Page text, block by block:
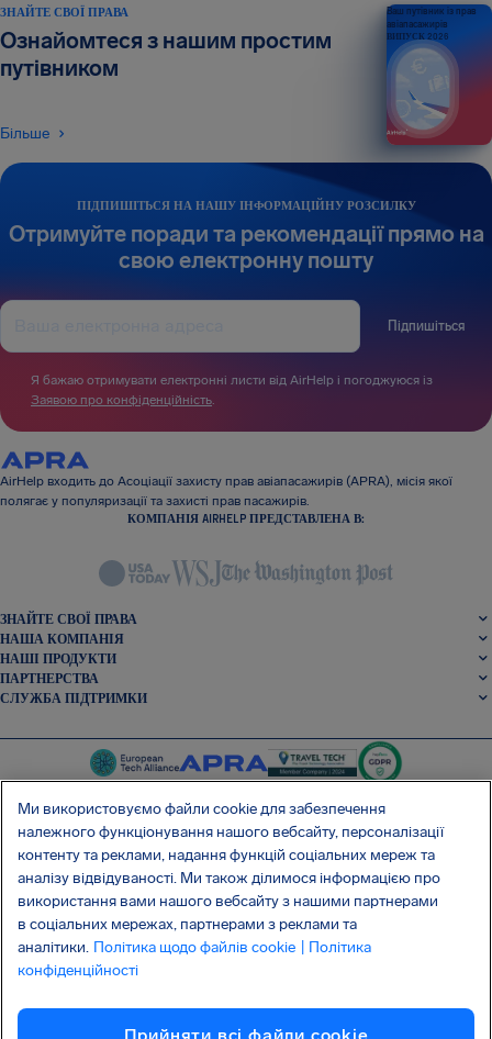
ПІДПИШІТЬСЯ НА НАШУ ІНФОРМАЦІЙНУ РОЗСИЛКУ
Отримуйте поради та рекомендації прямо на
свою електронну пошту
Підпишіться
Я бажаю отримувати електронні листи від AirHelp і погоджуюся із
Заявою про конфіденційність.
ЗНАЙТЕ СВОЇ ПРАВА
Ознайомтеся з нашим простим
путівником
Більше
Ваш путівник із прав
авіапасажирів
ВИПУСК 2026
AirHelp входить до Асоціації захисту прав авіапасажирів (APRA), місія якої
полягає у популяризації та захисті прав пасажирів.
КОМПАНІЯ AIRHELP ПРЕДСТАВЛЕНА В:
ЗНАЙТЕ СВОЇ ПРАВА
НАША КОМПАНІЯ
НАШІ ПРОДУКТИ
ПАРТНЕРСТВА
СЛУЖБА ПІДТРИМКИ
SocialFacebook
SocialTwitter
SocialInstagram
SocialLinkedin
ОТРИМАЙТЕ НАШ БЕЗКОШТОВНИЙ ДОДАТОК
Політика конфіденційності Файли cookie
Ми використовуємо файли cookie для забезпечення
належного функціонування нашого вебсайту, персоналізації
контенту та реклами, надання функцій соціальних мереж та
аналізу відвідуваності. Ми також ділимося інформацією про
використання вами нашого вебсайту з нашими партнерами
в соціальних мережах, партнерами з реклами та
аналітики. Політика щодо файлів cookie
| Політика
конфіденційності
Прийняти всі файли сookie